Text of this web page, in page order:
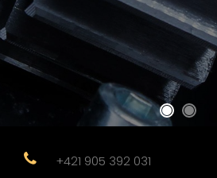
+421 905 392 031